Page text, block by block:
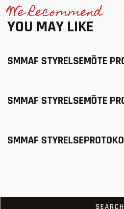
We Recommend
YOU MAY LIKE
SMMAF STYRELSEMÖTE
SMMAF STYRELSEMÖTE
SMMAF
SEARCH